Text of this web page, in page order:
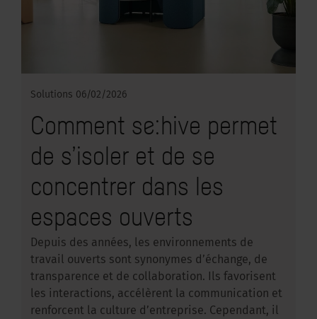
Solutions 06/02/2026
Comment se:hive permet
de s’isoler et de se
concentrer dans les
espaces ouverts
Depuis des années, les environnements de
travail ouverts sont synonymes d’échange, de
transparence et de collaboration. Ils favorisent
les interactions, accélèrent la communication et
renforcent la culture d’entreprise. Cependant, il